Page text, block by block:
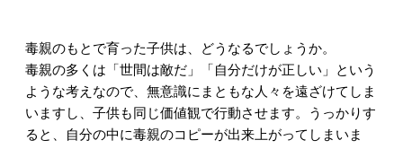
毒親のもとで育った子供は、どうなるでしょうか。
毒親の多くは「世間は敵だ」「自分だけが正しい」という
ような考えなので、無意識にまともな人々を遠ざけてしま
いますし、子供も同じ価値観で行動させます。うっかりす
ると、自分の中に毒親のコピーが出来上がってしまいま